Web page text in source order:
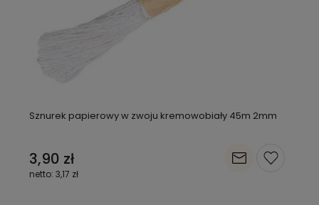
Sznurek papierowy w zwoju kremowobiały 45m 2mm
3,90 zł
3,17 zł